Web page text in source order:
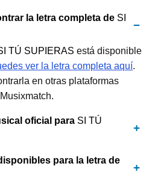
la letra completa de SI
TÚ SUPIERAS está disponible
ver la letra completa aquí.
en otras plataformas
oficial para SI TÚ
para la letra de